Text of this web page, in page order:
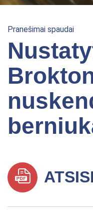
Pranešimai spaudai